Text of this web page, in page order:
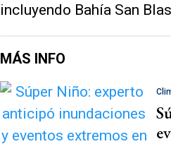
incluyendo Bahía San
MÁS INFO